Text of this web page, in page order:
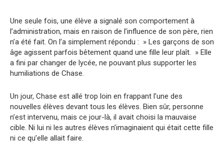
Une seule fois, une élève a signalé son comportement à
l’administration, mais en raison de l’influence de son père, rien
n’a été fait. On l’a simplement répondu : » Les garçons de son
âge agissent parfois bêtement quand une fille leur plaît. » Elle
a fini par changer de lycée, ne pouvant plus supporter les
humiliations de Chase.
Un jour, Chase est allé trop loin en frappant l’une des
nouvelles élèves devant tous les élèves. Bien sûr, personne
n’est intervenu, mais ce jour-là, il avait choisi la mauvaise
cible. Ni lui ni les autres élèves n’imaginaient qui était cette fille
ni ce qu’elle allait faire.